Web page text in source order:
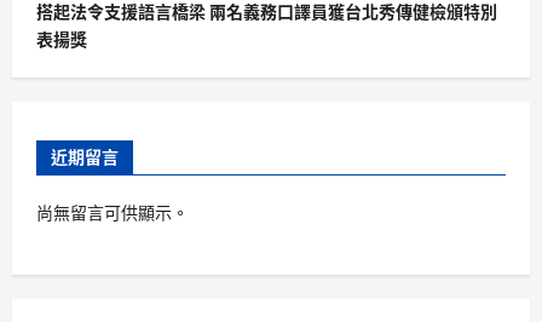
搭起法令支援語言橋梁 兩名義務口譯員獲台北秀傳健檢頒特別
表揚獎
近期留言
尚無留言可供顯示。